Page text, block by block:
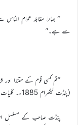
’’ ہمارا مقابلہ عوام
سے ہے۔‘‘
’’تم کسی قوم کے مقتدا اور
(پنڈت لیکھرام 1885ء۔ کلّیات آریہ مسافر صفحہ408)
پنڈت صاحب کے مسلسل